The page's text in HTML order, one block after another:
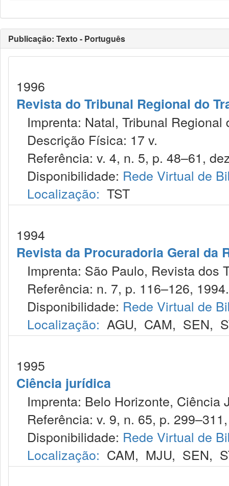
Publicação: Texto - Português
1996
Revista do Tribunal Regional do
Imprenta: Natal, Tribunal
Descrição Física: 17 v.
Referência: v. 4, n. 5, p. 48–61,
Disponibilidade: Rede Virtual de
Localização: TST
1994
Revista da Procuradoria Geral da
Imprenta: São Paulo, Revista dos
Referência: n. 7, p. 116–126, 1994.
Disponibilidade: Rede Virtual de
Localização: AGU, CAM, SEN,
1995
Ciência jurídica
Imprenta: Belo Horizonte, Ciência
Referência: v. 9, n. 65, p.
Disponibilidade: Rede Virtual de
Localização: CAM, MJU, SEN,